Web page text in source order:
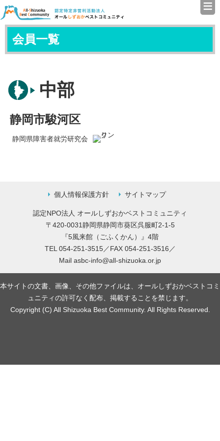
認定特定非営利活動法人（
≡
会員一覧
中部
静岡市駿河区
静岡県障害者就労研究会
個人情報保護方針 サイトマップ
認定NPO法人 オールしずおかベストコミュニティ
〒420-0031静岡県静岡市葵区呉服町2-1-5
『5風来館（ごふくかん）』4階
TEL 054-251-3515／FAX 054-251-3516／
Mail asbc-info@all-shizuoka.or.jp
本サイトの文書、画像、その他ファイルは、オールしずおかベストコミ
ュニティの許可なく配布、掲載することを禁じます。
Copyright (C) All Shizuoka Best Community. All Rights Reserved.